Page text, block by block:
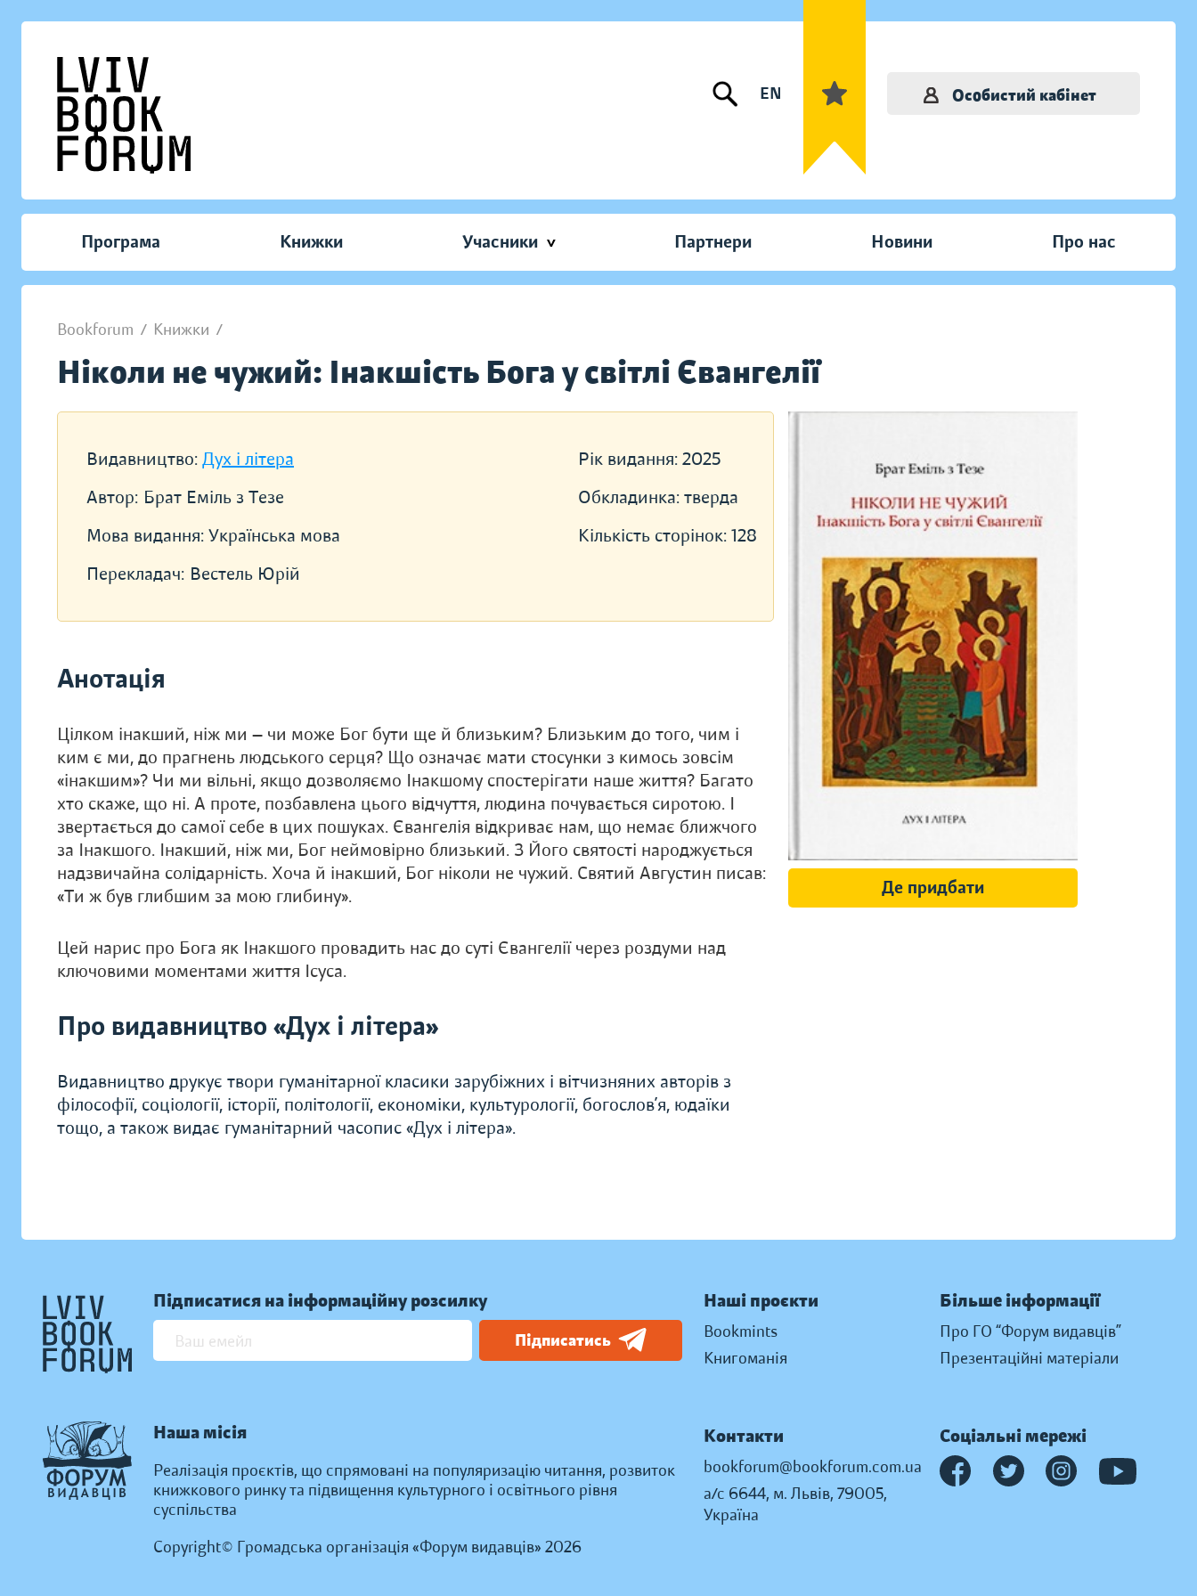
EN Особистий кабінет
Програма Книжки Учасники Партнери Новини Про нас
Bookforum / Книжки /
Ніколи не чужий: Інакшість Бога у світлі Євангелії
Видавництво: Дух і літера
Автор: Брат Еміль з Тезе
Мова видання: Українська мова
Перекладач: Вестель Юрій
Рік видання: 2025
Обкладинка: тверда
Кількість сторінок: 128
Анотація
Цілком інакший, ніж ми — чи може Бог бути ще й близьким? Близьким до того, чим і
ким є ми, до прагнень людського серця? Що означає мати стосунки з кимось зовсім
«інакшим»? Чи ми вільні, якщо дозволяємо Інакшому спостерігати наше життя? Багато
хто скаже, що ні. А проте, позбавлена цього відчуття, людина почувається сиротою. І
звертається до самої себе в цих пошуках. Євангелія відкриває нам, що немає ближчого
за Інакшого. Інакший, ніж ми, Бог неймовірно близький. З Його святості народжується
надзвичайна солідарність. Хоча й інакший, Бог ніколи не чужий. Святий Августин писав:
«Ти ж був глибшим за мою глибину».
Цей нарис про Бога як Інакшого провадить нас до суті Євангелії через роздуми над
ключовими моментами життя Ісуса.
Про видавництво «Дух і літера»
Видавництво друкує твори гуманітарної класики зарубіжних і вітчизняних авторів з
філософії, соціології, історії, політології, економіки, культурології, богослов’я, юдаїки
тощо, а також видає гуманітарний часопис «Дух і літера».
Де придбати
Підписатися на інформаційну розсилку
Підписатись
Наша місія
Реалізація проєктів, що спрямовані на популяризацію читання, розвиток
книжкового ринку та підвищення культурного і освітнього рівня
суспільства
Copyright© Громадська організація «Форум видавців» 2026
Наші проєкти
Bookmints
Книгоманія
Більше інформації
Про ГО “Форум видавців”
Презентаційні матеріали
Контакти
bookforum@bookforum.com.ua
а/с 6644, м. Львів, 79005,
Україна
Соціальні мережі